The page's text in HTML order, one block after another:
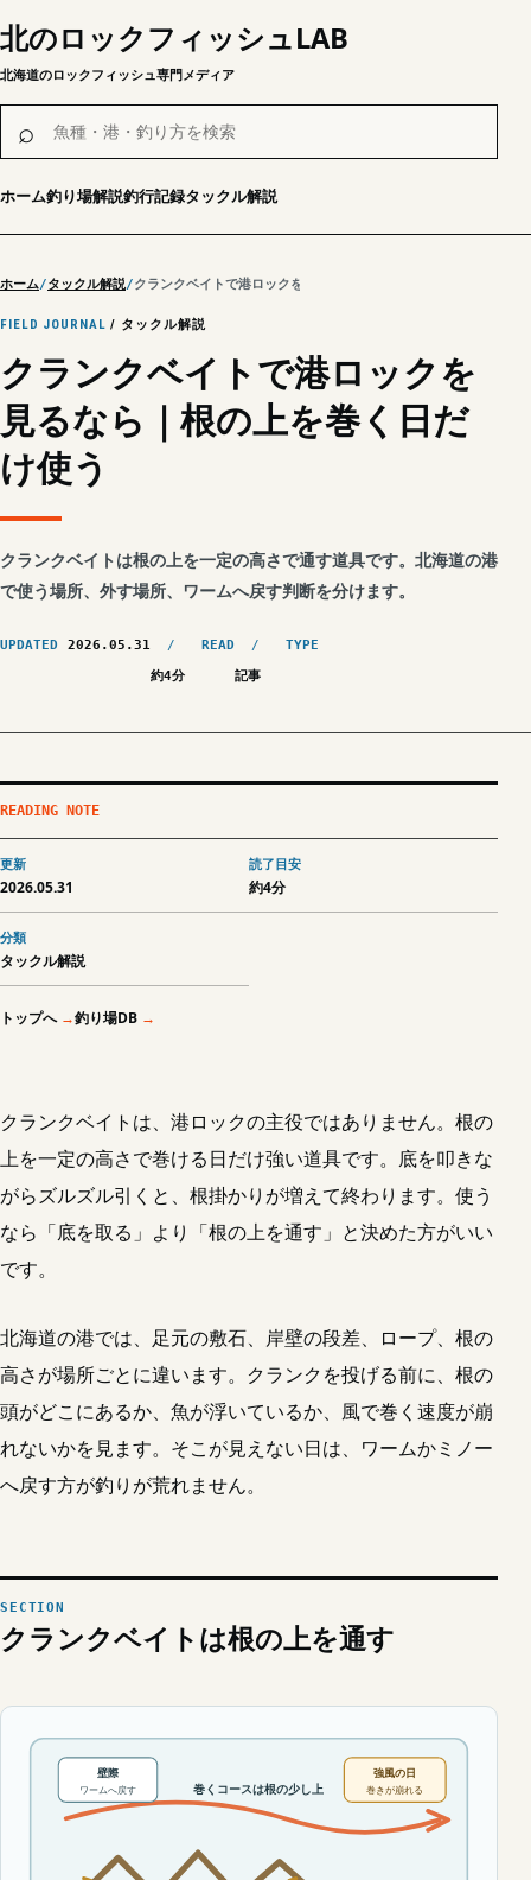
北のロックフィッシュLAB
北海道のロックフィッシュ専門メディア
魚種・港・釣り方を検索
⌕
ホーム釣り場解説釣行記録タックル解説
ホーム タックル解説 クランクベイトで港ロックを見るなら｜根の上を巻く日だけ使う
FIELD JOURNAL / タックル解説
クランクベイトで港ロックを
見るなら｜根の上を巻く日だ
け使う
クランクベイトは根の上を一定の高さで通す道具です。北海道の港
で使う場所、外す場所、ワームへ戻す判断を分けます。
UPDATED 2026.05.31
READ
約4分
TYPE
記事
READING NOTE
更新
2026.05.31
読了目安
約4分
分類
タックル解説
トップへ 釣り場DB
クランクベイトは、港ロックの主役ではありません。根の
上を一定の高さで巻ける日だけ強い道具です。底を叩きな
がらズルズル引くと、根掛かりが増えて終わります。使う
なら「底を取る」より「根の上を通す」と決めた方がいい
です。
北海道の港では、足元の敷石、岸壁の段差、ロープ、根の
高さが場所ごとに違います。クランクを投げる前に、根の
頭がどこにあるか、魚が浮いているか、風で巻く速度が崩
れないかを見ます。そこが見えない日は、ワームかミノー
へ戻す方が釣りが荒れません。
クランクベイトは根の上を通す
巻くコースは根の少し上
壁際
ワームへ戻す
強風の日
巻きが崩れる